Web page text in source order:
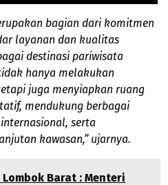
bagian dari komitmen
layanan dan kualitas
destinasi pariwisata
hanya melakukan
juga menyiapkan ruang
mendukung berbagai
serta
kawasan,” ujarnya.
Lombok Barat : Menteri